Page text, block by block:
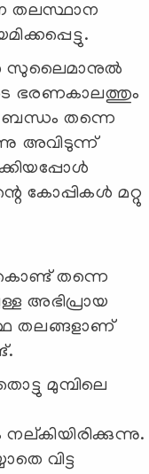
തലസ്ഥാന
സുലൈമാനുൽ
ഭരണകാലത്തും
ബന്ധം തന്നെ
അവിടുന്ന്
കോപ്പികൾ മറ്റു
തന്നെ
അഭിപ്രായ
തലങ്ങളാണ്
മുമ്പിലെ
വിട്ട